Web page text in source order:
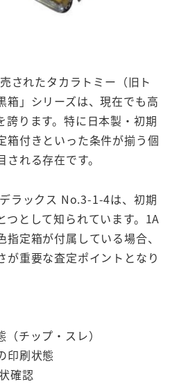
されたタカラトミー（旧ト
箱」シリーズは、現在でも高
誇ります。特に日本製・初期
箱付きといった条件が揃う個
れる存在です。
ラックス No.3-1-4は、初期
つとして知られています。1A
定箱が付属している場合、
が重要な査定ポイントとなり
（チップ・スレ）
印刷状態
確認